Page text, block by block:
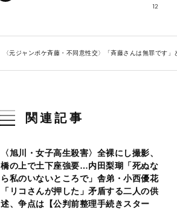
12
〈元ジャンポケ斉藤・不同意性交〉「斉藤さんは無罪です
関連記事
〈旭川・女子高生殺害〉全裸にし撮影、
橋の上で土下座強要…内田梨瑚「死ぬな
ら私のいないところで」舎弟・小西優花
「リコさんが押した」矛盾する二人の供
述、争点は【公判前整理手続きスター